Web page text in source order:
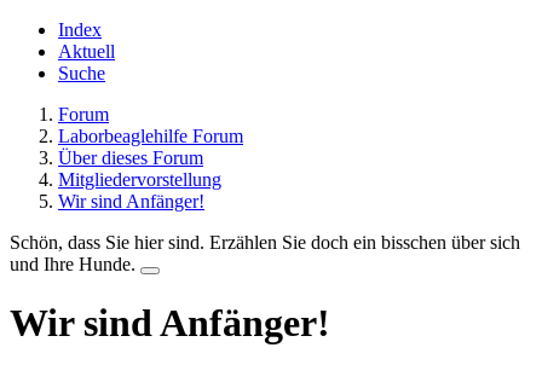
Index
Aktuell
Suche
Forum
Laborbeaglehilfe Forum
Über dieses Forum
Mitgliedervorstellung
Wir sind Anfänger!
Schön, dass Sie hier sind. Erzählen Sie doch ein bisschen über sich
und Ihre Hunde.
Wir sind Anfänger!